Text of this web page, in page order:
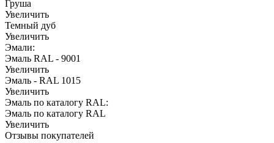
Груша
Увеличить
Темный дуб
Увеличить
Эмали:
Эмаль RAL - 9001
Увеличить
Эмаль - RAL 1015
Увеличить
Эмаль по каталогу RAL:
Эмаль по каталогу RAL
Увеличить
Отзывы покупателей